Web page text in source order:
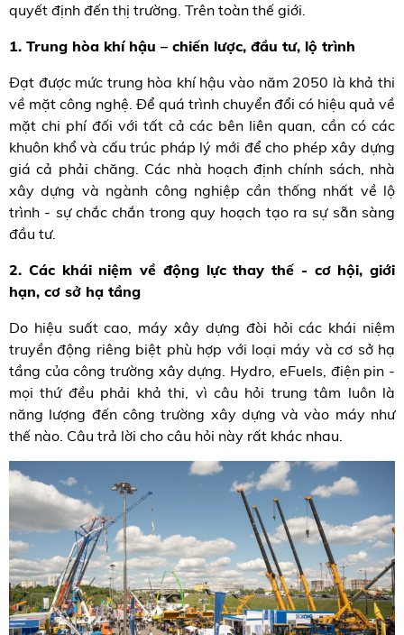
quyết định đến thị trường. Trên toàn thế giới.
1. Trung hòa khí hậu – chiến lược, đầu tư, lộ trình
Đạt được mức trung hòa khí hậu vào năm 2050 là khả thi
về mặt công nghệ. Để quá trình chuyển đổi có hiệu quả về
mặt chi phí đối với tất cả các bên liên quan, cần có các
khuôn khổ và cấu trúc pháp lý mới để cho phép xây dựng
giá cả phải chăng. Các nhà hoạch định chính sách, nhà
xây dựng và ngành công nghiệp cần thống nhất về lộ
trình - sự chắc chắn trong quy hoạch tạo ra sự sẵn sàng
đầu tư.
2. Các khái niệm về động lực thay thế - cơ hội, giới
hạn, cơ sở hạ tầng
Do hiệu suất cao, máy xây dựng đòi hỏi các khái niệm
truyền động riêng biệt phù hợp với loại máy và cơ sở hạ
tầng của công trường xây dựng. Hydro, eFuels, điện pin -
mọi thứ đều phải khả thi, vì câu hỏi trung tâm luôn là
năng lượng đến công trường xây dựng và vào máy như
thế nào. Câu trả lời cho câu hỏi này rất khác nhau.